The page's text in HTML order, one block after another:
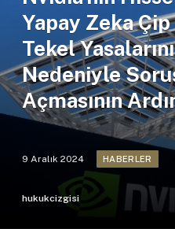
Yapay Zeka
Tekel
Nedeniyle
Açmasının
9 Aralık 2024 HABERLER
hukukcizgisi